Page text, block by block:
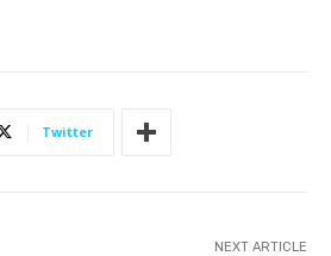
Twitter
NEXT ARTICLE